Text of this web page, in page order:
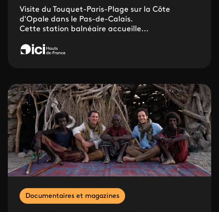
Visite du Touquet-Paris-Plage sur la Côte
d'Opale dans le Pas-de-Calais.
Cette station balnéaire accueille...
Documentaires et magazines